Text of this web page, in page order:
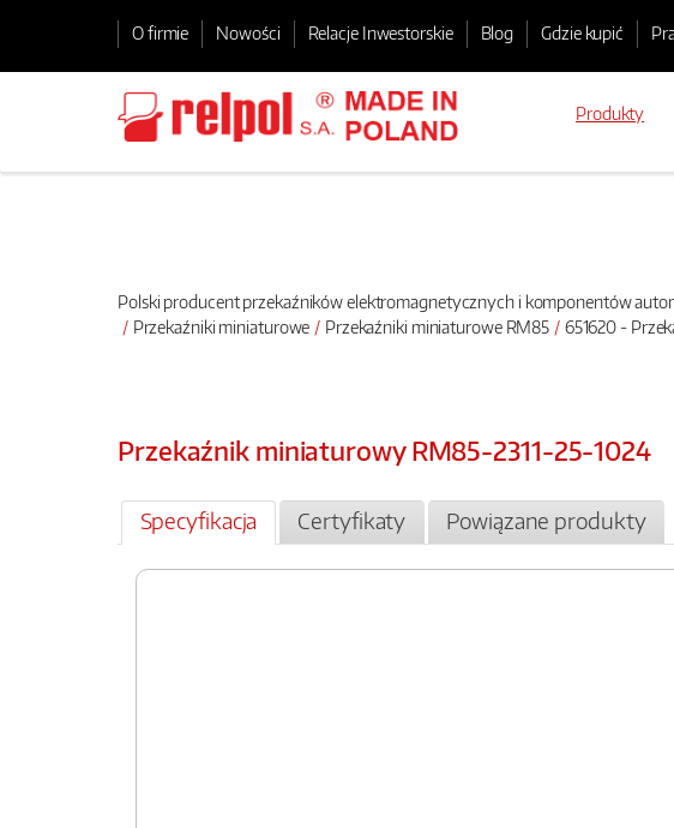
O firmie Nowości Relacje Inwestorskie Blog Gdzie kupić
Produkty
Polski producent przekaźników elektromagnetycznych i komponentów
Przekaźniki miniaturowe
Przekaźniki miniaturowe RM85 651620 -
Przekaźnik miniaturowy RM85-2311-25-1024
Specyfikacja Certyfikaty Powiązane produkty